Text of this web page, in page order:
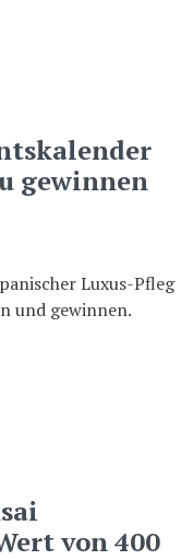
gewinnen
von 400